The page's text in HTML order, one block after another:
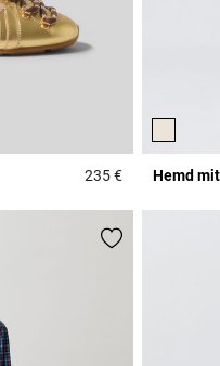
235 €4,2 out of 5
Hemd